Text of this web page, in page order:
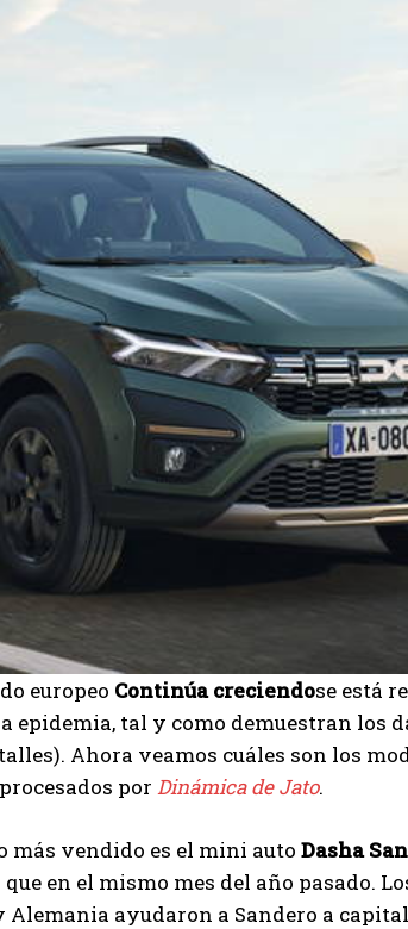
europeo Continúa creciendose está
epidemia, tal y como demuestran los
Ahora veamos cuáles son los
​​por Dinámica de Jato.
más vendido es el mini auto Dasha
en el mismo mes del año pasado.
ayudaron a Sandero a